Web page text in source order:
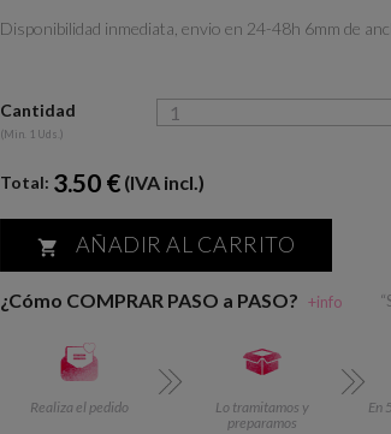
Disponibilidad inmediata, envio en 24-48h 6mm de
Cantidad
(Min. 1 Uds.)
Total: 3.50 € (IVA incl.)
 AÑADIR AL CARRITO
¿Cómo COMPRAR PASO a PASO? +info
Realiza el pedido
Lo tramitamos y
preparamos
En